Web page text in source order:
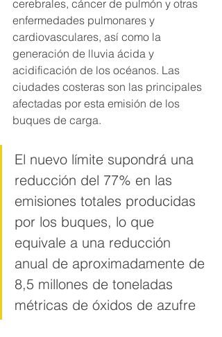
cerebrales, cáncer de pulmón y otras
enfermedades pulmonares y
cardiovasculares, así como la
generación de lluvia ácida y
acidificación de los océanos. Las
ciudades costeras son las principales
afectadas por esta emisión de los
buques de carga.
El nuevo límite supondrá una
reducción del 77% en las
emisiones totales producidas
por los buques, lo que
equivale a una reducción
anual de aproximadamente de
8,5 millones de toneladas
métricas de óxidos de azufre